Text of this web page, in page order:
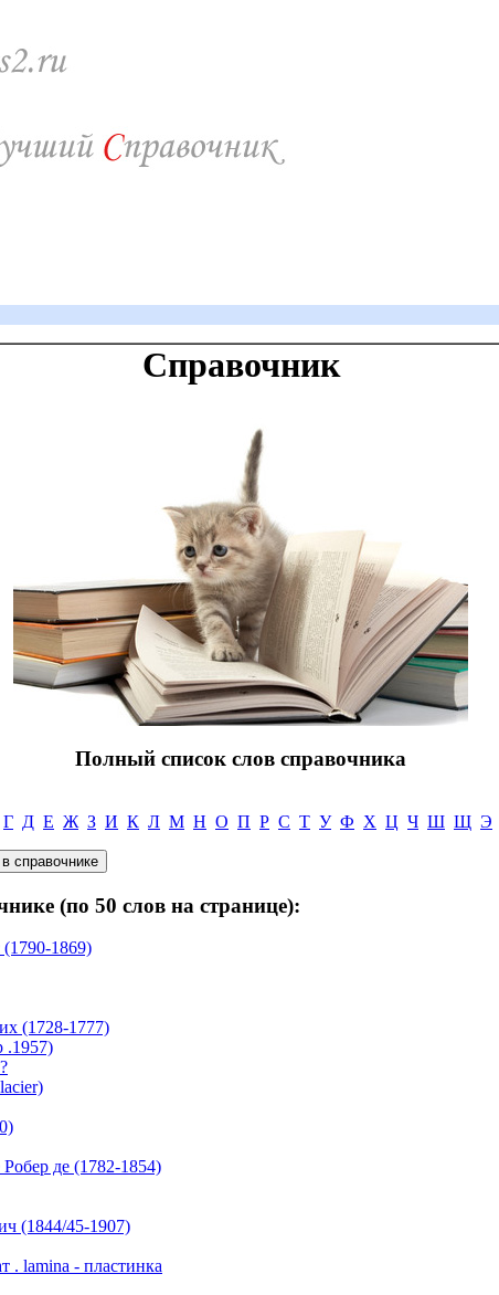
Справочник
Полный список слов справочника
Г Д Е Ж З И К Л М Н О П Р С Т У Ф Х Ц Ч Ш Щ Э
(по 50 слов на странице):
1869)
(1728-1777)
.1957)
де (1782-1854)
(1844/45-1907)
- пластинка